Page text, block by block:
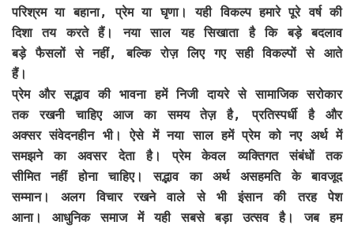
परिश्रम या बहाना, प्रेम या घृणा। यही विकल्प हमारे पूरे वर्ष की
दिशा तय करते हैं। नया साल यह सिखाता है कि बड़े बदलाव
बड़े फैसलों से नहीं, बल्कि रोज़ लिए गए सही विकल्पों से आते
हैं।
प्रेम और सद्भाव की भावना हमें निजी दायरे से सामाजिक सरोकार
तक रखनी चाहिए आज का समय तेज़ है, प्रतिस्पर्धी है और
अक्सर संवेदनहीन भी। ऐसे में नया साल हमें प्रेम को नए अर्थ में
समझने का अवसर देता है। प्रेम केवल व्यक्तिगत संबंधों तक
सीमित नहीं होना चाहिए। सद्भाव का अर्थ असहमति के बावजूद
सम्मान। अलग विचार रखने वाले से भी इंसान की तरह पेश
आना। आधुनिक समाज में यही सबसे बड़ा उत्सव है। जब हम